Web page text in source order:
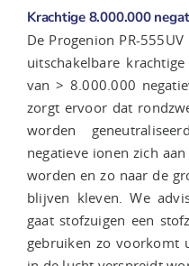
Krachtige 8.000.000
De Progenion PR-
uitschakelbare
van > 8.000.000
zorgt ervoor dat
worden
negatieve ionen zich
worden en zo naar de
blijven kleven. We
gaat stofzuigen een
gebruiken zo voorkomt